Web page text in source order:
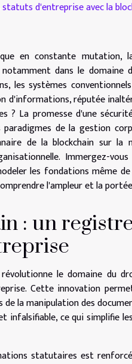
d'entreprise avec la
en constante mutation,
dans le domaine
les systèmes
d'informations, réputée
? La promesse d'une
paradigmes de la gestion
de la blockchain sur
Immergez-
les fondations même
l'ampleur et la
: un
révolutionne le domaine du
Cette innovation
de la manipulation des
infalsifiable, ce qui simplifie
statutaires est